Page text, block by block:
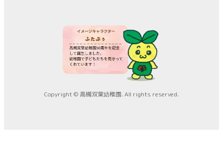
Copyright © 高槻双葉幼稚園. All rights reserved.